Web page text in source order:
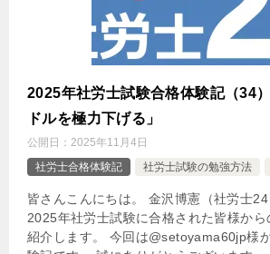
2025年社労士試験合格体験記（34
ドルを極力下げる」
公開日： 2025年11月4日
社労士合格体験記
社労士試験の勉強方法
皆さんこんにちは。 金沢博憲（社労士24
2025年社労士試験に合格された皆様か
紹介します。 今回は@setoyama60jp様